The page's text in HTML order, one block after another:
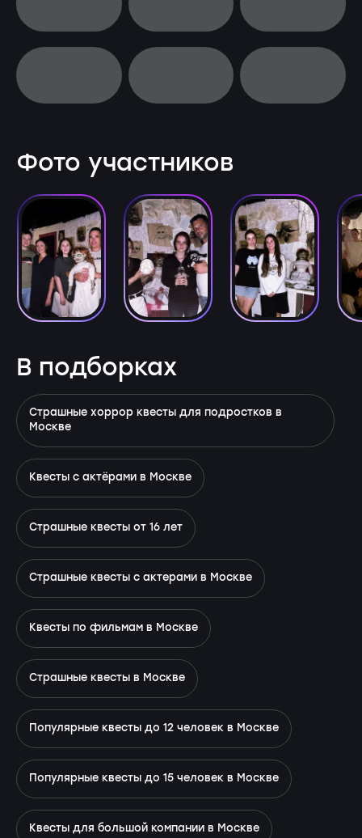
Фото участников
В подборках
Страшные хоррор квесты для подростков в
Москве
Квесты с актёрами в Москве
Страшные квесты от 16 лет
Страшные квесты с актерами в Москве
Квесты по фильмам в Москве
Страшные квесты в Москве
Популярные квесты до 12 человек в Москве
Популярные квесты до 15 человек в Москве
Квесты для большой компании в Москве